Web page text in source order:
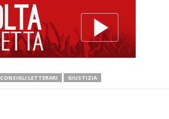
CONSIGLI LETTERARI GIUSTIZIA